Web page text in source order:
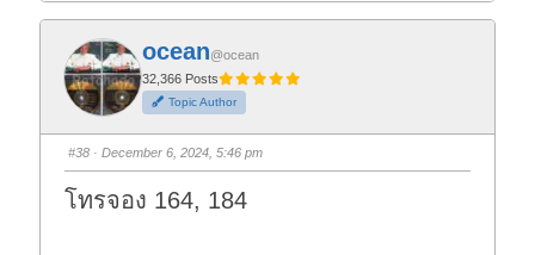
f
o
r
t
h
u
m
b
d
o
n
.
o
t
h
u
m
b
u
p
ocean@ocean
32,366 Posts
Topic Author
#38 · December 6, 2024, 5:46 pm
โทรจอง 164, 184